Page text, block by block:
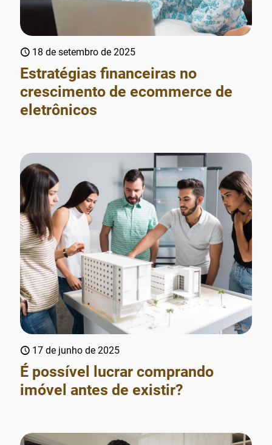
18 de setembro de 2025
Estratégias financeiras no
crescimento de ecommerce de
eletrônicos
17 de junho de 2025
É possível lucrar comprando
imóvel antes de existir?